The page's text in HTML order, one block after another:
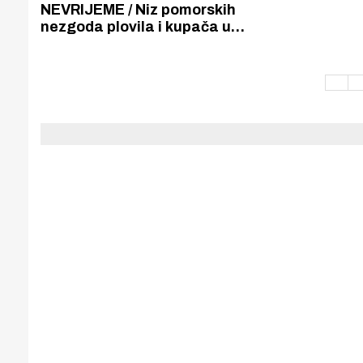
NEVRIJEME / Niz pomorskih
nezgoda plovila i kupača u